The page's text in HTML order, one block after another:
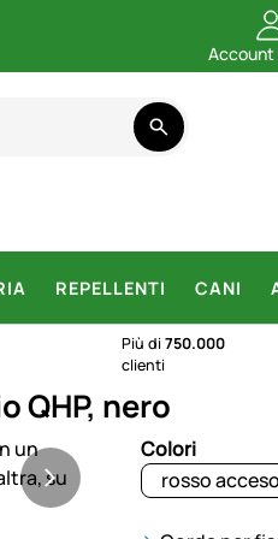
Account
REPELLENTI CANI
Più di750.000
clienti
QHP, nero
Colori
rosso acceso